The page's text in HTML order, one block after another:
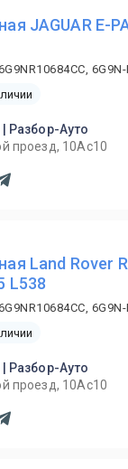
JAGUAR E-
Разбор-Ауто
проезд, 10Ас10
Land Rover
L538
Разбор-Ауто
проезд, 10Ас10